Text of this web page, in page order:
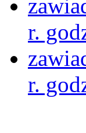
r.
r.